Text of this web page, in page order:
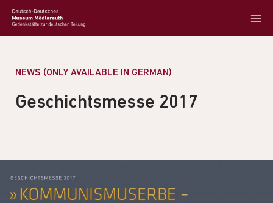
NEWS (ONLY AVAILABLE IN GERMAN)
Geschichtsmesse 2017